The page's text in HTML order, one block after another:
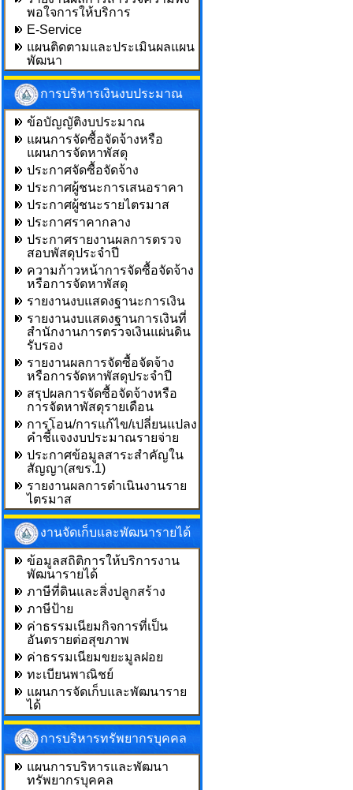
พอใจการให้บริการ
E-Service
แผนติดตามและประเมินผลแผน
พัฒนา
การบริหารเงินงบประมาณ
ข้อบัญญัติงบประมาณ
แผนการจัดซื้อจัดจ้างหรือ
แผนการจัดหาพัสดุ
ประกาศจัดซื้อจัดจ้าง
ประกาศผู้ชนะการเสนอราคา
ประกาศผู้ชนะรายไตรมาส
ประกาศราคากลาง
ประกาศรายงานผลการตรวจ
สอบพัสดุประจำปี
ความก้าวหน้าการจัดซื้อจัดจ้าง
หรือการจัดหาพัสดุ
รายงานงบแสดงฐานะการเงิน
รายงานงบแสดงฐานการเงินที่
สำนักงานการตรวจเงินแผ่นดิน
รับรอง
รายงานผลการจัดซื้อจัดจ้าง
หรือการจัดหาพัสดุประจำปี
สรุปผลการจัดซื้อจัดจ้างหรือ
การจัดหาพัสดุรายเดือน
การโอน/การแก้ไข/เปลี่ยนแปลง
คำชี้แจงงบประมาณรายจ่าย
ประกาศข้อมูลสาระสำคัญใน
สัญญา(สขร.1)
รายงานผลการดำเนินงานราย
ไตรมาส
งานจัดเก็บและพัฒนารายได้
ข้อมูลสถิติการให้บริการงาน
พัฒนารายได้
ภาษีที่ดินและสิ่งปลูกสร้าง
ภาษีป้าย
ค่าธรรมเนียมกิจการที่เป็น
อันตรายต่อสุขภาพ
ค่าธรรมเนียมขยะมูลฝอย
ทะเบียนพาณิชย์
แผนการจัดเก็บและพัฒนาราย
ได้
การบริหารทรัพยากรบุคคล
แผนการบริหารและพัฒนา
ทรัพยากรบุคคล